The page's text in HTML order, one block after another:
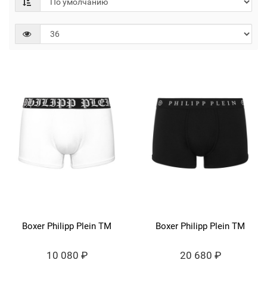
Boxer Philipp Plein TM
10 080 ₽
Boxer Philipp Plein TM
20 680 ₽